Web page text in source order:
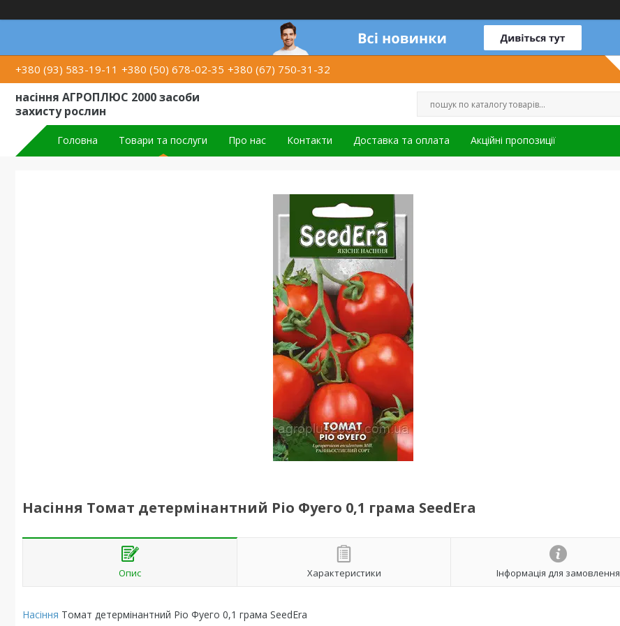
+380 (93) 583-19-11 +380 (50) 678-02-35 +380 (67) 750-31-32
насіння АГРОПЛЮС 2000 засоби
захисту рослин
Головна Товари та послуги Про нас Контакти Доставка та оплата Акційні пропозиції
Насіння Томат детермінантний Ріо Фуего 0,1 грама SeedEra
Опис Характеристики Інформація для замовлення
Насіння Томат детермінантний Ріо Фуего 0,1 грама SeedEra